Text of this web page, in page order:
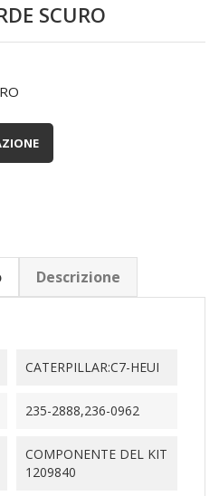
SCURO
Descrizione
CATERPILLAR:C7-HEUI
235-2888,236-0962
COMPONENTE DEL KIT
1209840